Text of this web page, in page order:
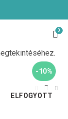
0
-10%
ELFOGYOTT